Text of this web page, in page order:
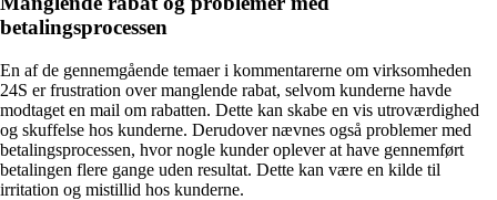
betalingsprocessen
En af de gennemgående temaer i kommentarerne om virksomheden
24S er frustration over manglende rabat, selvom kunderne havde
modtaget en mail om rabatten. Dette kan skabe en vis utroværdighed
og skuffelse hos kunderne. Derudover nævnes også problemer med
betalingsprocessen, hvor nogle kunder oplever at have gennemført
betalingen flere gange uden resultat. Dette kan være en kilde til
irritation og mistillid hos kunderne.